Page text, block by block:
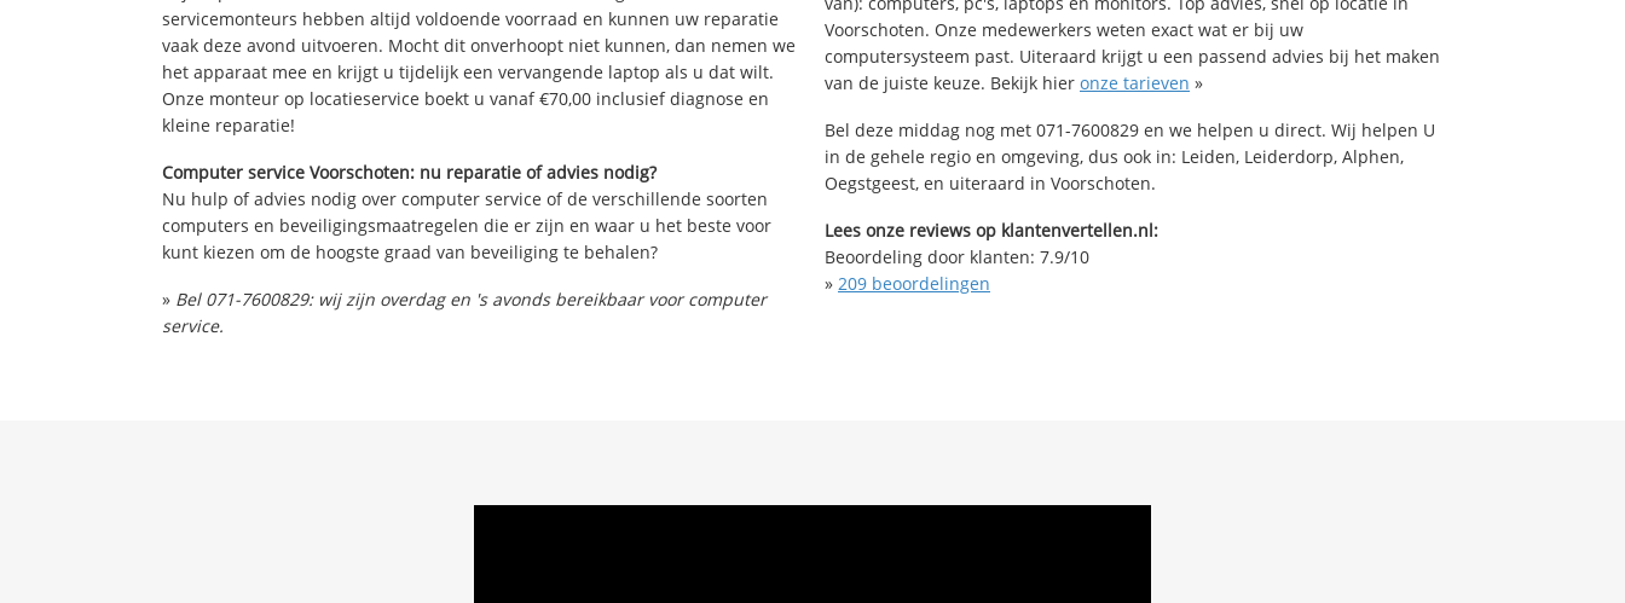
servicemonteurs hebben altijd voldoende voorraad en kunnen uw reparatie
vaak deze avond uitvoeren. Mocht dit onverhoopt niet kunnen, dan nemen we
het apparaat mee en krijgt u tijdelijk een vervangende laptop als u dat wilt.
Onze monteur op locatieservice boekt u vanaf €70,00 inclusief diagnose en
kleine reparatie!
Computer service Voorschoten: nu reparatie of advies nodig?
Nu hulp of advies nodig over computer service of de verschillende soorten
computers en beveiligingsmaatregelen die er zijn en waar u het beste voor
kunt kiezen om de hoogste graad van beveiliging te behalen?
» Bel 071-7600829: wij zijn overdag en 's avonds bereikbaar voor computer
service.
Voorschoten. Onze medewerkers weten exact wat er bij uw
computersysteem past. Uiteraard krijgt u een passend advies bij het maken
van de juiste keuze. Bekijk hier onze tarieven »
Bel deze middag nog met 071-7600829 en we helpen u direct. Wij helpen U
in de gehele regio en omgeving, dus ook in: Leiden, Leiderdorp, Alphen,
Oegstgeest, en uiteraard in Voorschoten.
Lees onze reviews op klantenvertellen.nl:
Beoordeling door klanten: 7.9/10
» 209 beoordelingen